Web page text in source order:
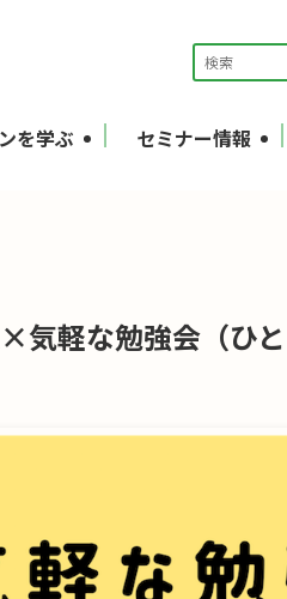
を学ぶ セミナー情報
×気軽な勉強会（ひ